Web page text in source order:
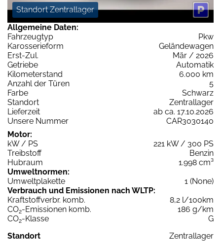
Standort Zentrallager
Allgemeine Daten:
Fahrzeugtyp
Pkw
Karosserieform
Geländewagen
Erst-Zul.
Mär / 2026
Getriebe
Automatik
Kilometerstand
6.000 km
Anzahl der Türen
5
Farbe
Schwarz
Standort
Zentrallager
Lieferzeit
ab ca. 17.10.2026
Unsere Nummer
CAR3030140
Motor:
kW / PS
221 kW / 300 PS
Treibstoff
Benzin
Hubraum
1.998 cm³
Umweltnormen:
Umweltplakette
1 (None)
Verbrauch und Emissionen nach WLTP:
Kraftstoffverbr. komb.
8,2 l/100km
CO2-Emissionen komb.
186 g/km
CO2-Klasse
G
Standort
Zentrallager